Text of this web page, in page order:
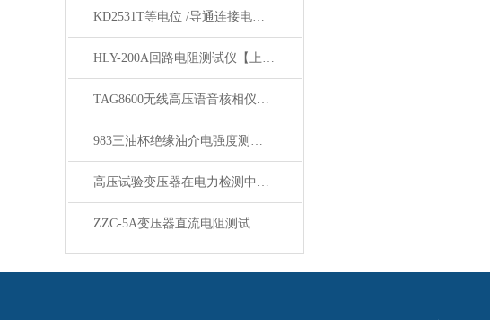
KD2531T等电位 /导通连接电阻测量仪性能特征
HLY-200A回路电阻测试仪【上海康登电气】
TAG8600无线高压语音核相仪产品特点工作原理
983三油杯绝缘油介电强度测试仪仪器特点
高压试验变压器在电力检测中的用途？
ZZC-5A变压器直流电阻测试仪特点与使用方法